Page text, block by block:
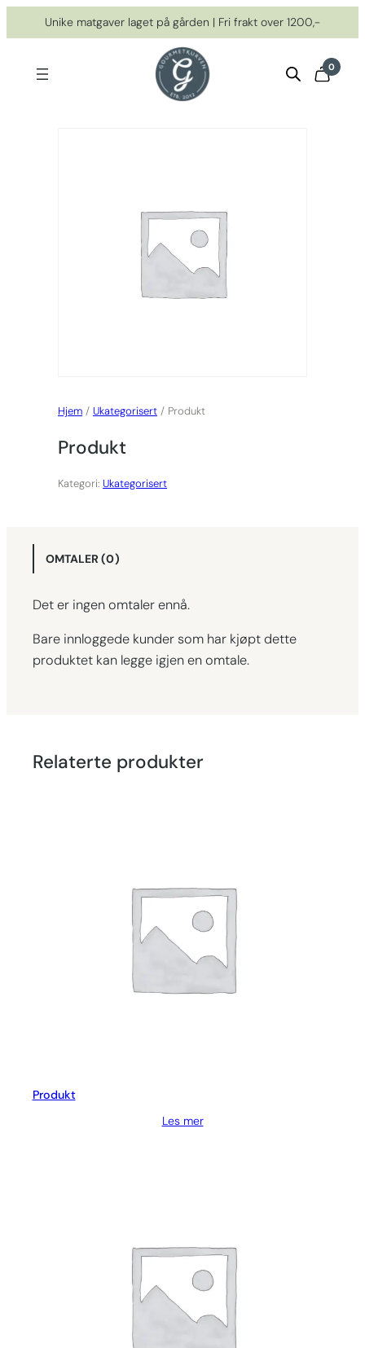
til
Unike matgaver laget på gården | Fri frakt over 1200,-
0
Hjem /Ukategorisert / Produkt
Produkt
Kategori:Ukategorisert
OMTALER (0)
Det er ingen omtaler ennå.
Bare innloggede kunder som har kjøpt dette
produktet kan legge igjen en omtale.
Relaterte produkter
Produkt
Les mer